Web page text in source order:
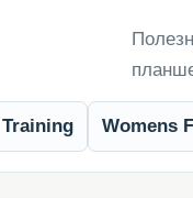
Womens